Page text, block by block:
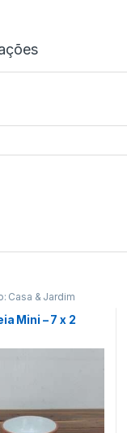
Casa & Jardim
Mini – 7 x 2